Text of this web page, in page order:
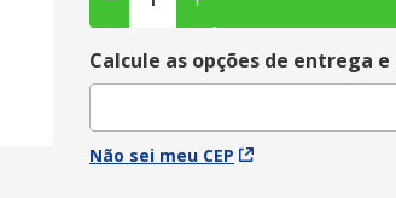
Calcule as opções de entrega
Não sei meu CEP